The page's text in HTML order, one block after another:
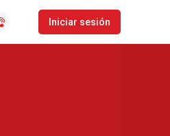
Iniciar sesión
CLocator